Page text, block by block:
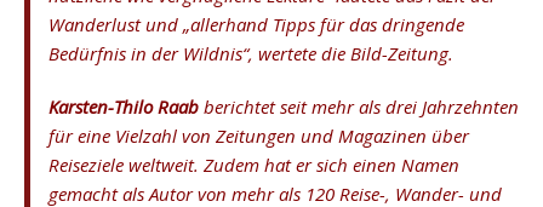
Wanderlust und „allerhand Tipps für das dringende
Bedürfnis in der Wildnis“, wertete die Bild-Zeitung.
Karsten-Thilo Raab berichtet seit mehr als drei Jahrzehnten
für eine Vielzahl von Zeitungen und Magazinen über
Reiseziele weltweit. Zudem hat er sich einen Namen
gemacht als Autor von mehr als 120 Reise-, Wander- und